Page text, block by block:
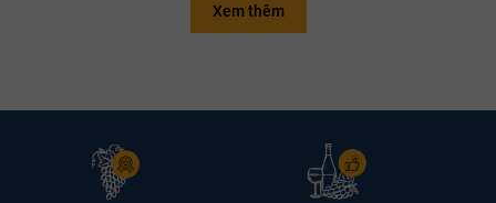
Xem thêm